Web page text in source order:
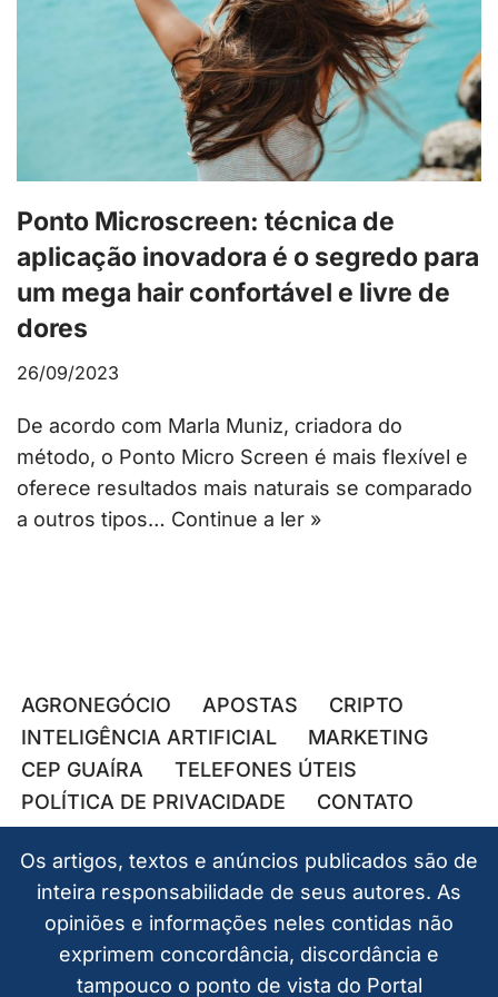
Ponto Microscreen: técnica de
aplicação inovadora é o segredo para
um mega hair confortável e livre de
dores
26/09/2023
De acordo com Marla Muniz, criadora do
método, o Ponto Micro Screen é mais flexível e
oferece resultados mais naturais se comparado
a outros tipos… Continue a ler »
AGRONEGÓCIO APOSTAS
CRIPTO
INTELIGÊNCIA ARTIFICIAL
MARKETING
CEP GUAÍRA
TELEFONES ÚTEIS
POLÍTICA DE PRIVACIDADE
CONTATO
Os artigos, textos e anúncios publicados são de
inteira responsabilidade de seus autores. As
opiniões e informações neles contidas não
exprimem concordância, discordância e
tampouco o ponto de vista do Portal